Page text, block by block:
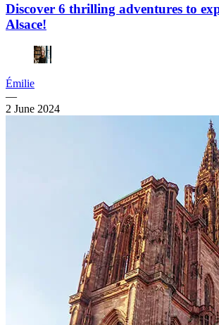
Discover 6 thrilling adventures to
Alsace!
Émilie
—
2 June 2024